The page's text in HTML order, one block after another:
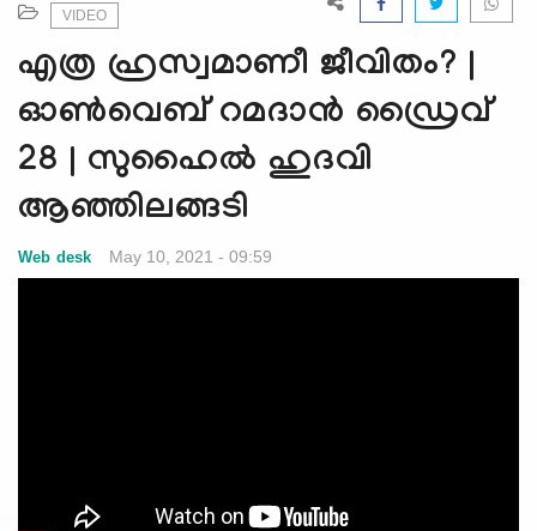
v
i
g
t
o
n
VIDEO
എത്ര ഹ്രസ്വമാണീ ജീവിതം? |
ഓണ്‍വെബ് റമദാന്‍ ഡ്രൈവ്
28 | സുഹൈല്‍ ഹുദവി
ആഞ്ഞിലങ്ങടി
Web desk May 10, 2021 - 09:59